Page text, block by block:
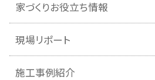
家づくりお役立ち情報
現場リポート
施工事例紹介